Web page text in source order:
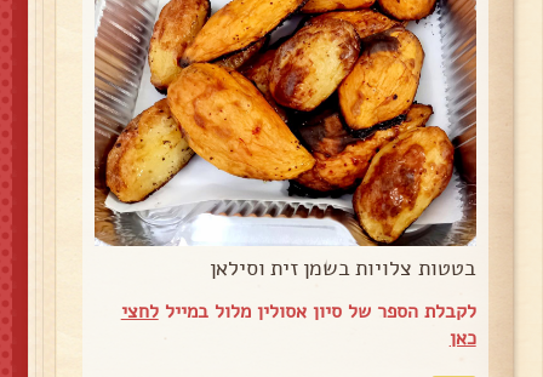
בטטות צלויות בשמן זית וסילאן
לקבלת הספר של סיון אסולין מלול במייללחצי
כאן